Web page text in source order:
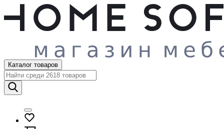
Каталог товаров